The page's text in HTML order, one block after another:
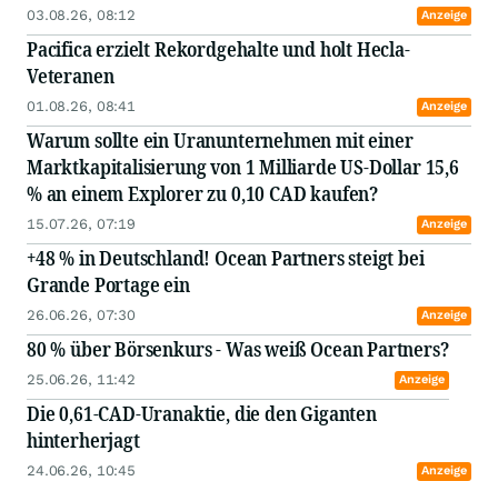
03.08.26, 08:12 Anzeige
Pacifica erzielt Rekordgehalte und holt Hecla-
Veteranen
01.08.26, 08:41 Anzeige
Warum sollte ein Uranunternehmen mit einer
Marktkapitalisierung von 1 Milliarde US-Dollar 15,6
% an einem Explorer zu 0,10 CAD kaufen?
15.07.26, 07:19 Anzeige
+48 % in Deutschland! Ocean Partners steigt bei
Grande Portage ein
26.06.26, 07:30 Anzeige
80 % über Börsenkurs - Was weiß Ocean Partners?
25.06.26, 11:42 Anzeige
Die 0,61-CAD-Uranaktie, die den Giganten
hinterherjagt
24.06.26, 10:45 Anzeige